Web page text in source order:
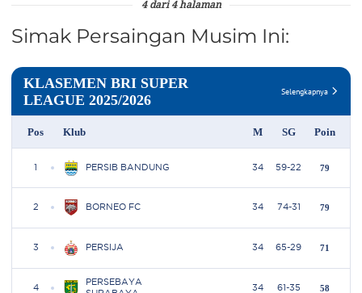
4 dari 4 halaman
Simak Persaingan Musim Ini: